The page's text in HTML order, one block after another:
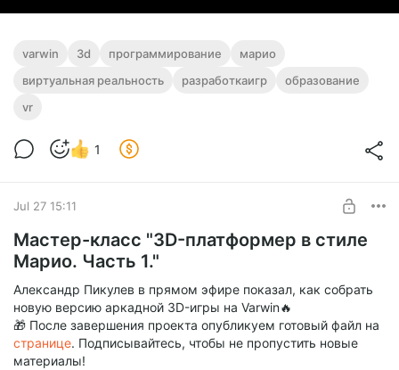
varwin 3d программирование
марио
виртуальная реальность
разработкаигр
образование
vr
1
Jul 27 15:11
Мастер-класс "3D-платформер в стиле
Марио. Часть 1."
Александр Пикулев в прямом эфире показал, как собрать
новую версию аркадной 3D-игры на Varwin🔥
🎁 После завершения проекта опубликуем готовый файл на
странице. Подписывайтесь, чтобы не пропустить новые
материалы!